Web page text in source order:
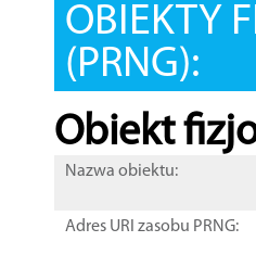
OBIEKTY
(PRNG):
Obiekt
Nazwa obiektu:
Adres URI zasobu PRNG: